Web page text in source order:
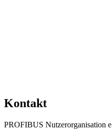
Kontakt
PROFIBUS Nutzerorganisation